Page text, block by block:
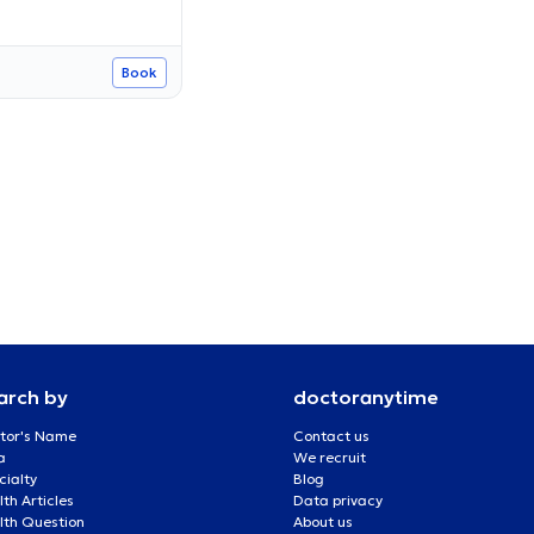
Book
by
Name
Articles
Question
doctoranytime
Contact us
We recruit
Blog
Data privacy
About us